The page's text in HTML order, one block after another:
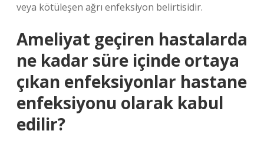
veya kötüleşen ağrı enfeksiyon belirtisidir.
Ameliyat geçiren hastalarda
ne kadar süre içinde ortaya
çıkan enfeksiyonlar hastane
enfeksiyonu olarak kabul
edilir?